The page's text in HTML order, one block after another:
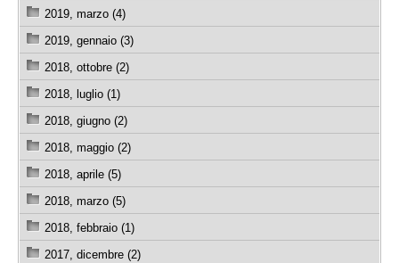
2019, marzo (4)
2019, gennaio (3)
2018, ottobre (2)
2018, luglio (1)
2018, giugno (2)
2018, maggio (2)
2018, aprile (5)
2018, marzo (5)
2018, febbraio (1)
2017, dicembre (2)